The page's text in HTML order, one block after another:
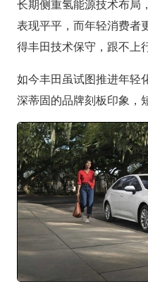
长期侧重氢能源技术布局
表现平平，而年轻消费者
得丰田技术保守，跟不上
如今丰田虽试图推进年轻
深蒂固的品牌刻板印象，